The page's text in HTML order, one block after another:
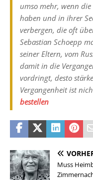
umso mehr, wenn
haben und in ihrer
verbergen, die oft
Sebastian Schoepp
seiner Eltern, vom
damit in die
vordringt, desto
Vergangenheit ist
bestellen
Muss